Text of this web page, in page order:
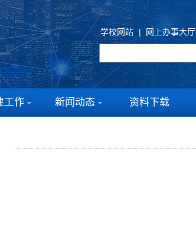
学校网站 | 网上办事大厅
工作 新闻动态 资料下载